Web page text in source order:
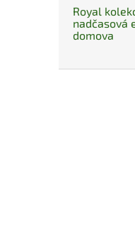
Royal
nadčasová
domova